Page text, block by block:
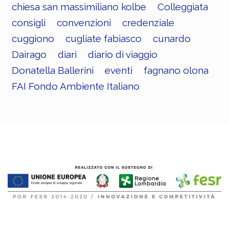
chiesa san massimiliano kolbe
Colleggiata
consigli
convenzioni
credenziale
cuggiono
cugliate fabiasco
cunardo
Dairago
diari
diario di viaggio
Donatella Ballerini
eventi
fagnano olona
FAI Fondo Ambiente Italiano